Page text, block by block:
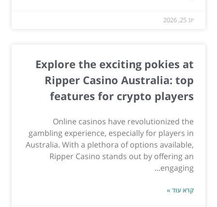
יונ 25, 2026
Explore the exciting pokies at
Ripper Casino Australia: top
features for crypto players
Online casinos have revolutionized the
gambling experience, especially for players in
Australia. With a plethora of options available,
Ripper Casino stands out by offering an
engaging...
קרא עוד »